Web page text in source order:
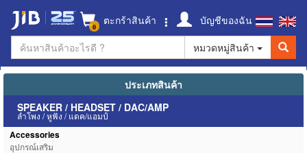
0 ตะกร้าสินค้า
บัญชีของฉัน
หมวดหมู่สินค้า
ประเภทสินค้า
SPEAKER / HEADSET / DAC/AMP
ลำโพง / หูฟัง / แดค/แอมป์
Accessories
อุปกรณ์เสริม